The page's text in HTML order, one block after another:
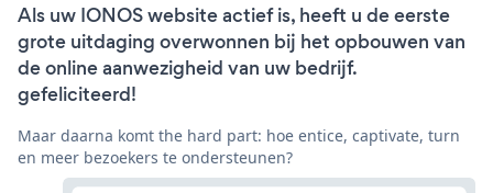
Als uw IONOS website actief is, heeft u de eerste
grote uitdaging overwonnen bij het opbouwen van
de online aanwezigheid van uw bedrijf.
gefeliciteerd!
Maar daarna komt the hard part: hoe entice, captivate, turn
en meer bezoekers te ondersteunen?